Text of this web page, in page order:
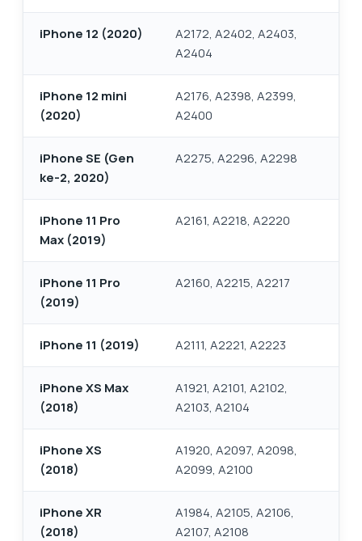
iPhone 12 (2020)
A2172, A2402, A2403,
A2404
iPhone 12 mini
(2020)
A2176, A2398, A2399,
A2400
iPhone SE (Gen
ke-2, 2020)
A2275, A2296, A2298
iPhone 11 Pro
Max (2019)
A2161, A2218, A2220
iPhone 11 Pro
(2019)
A2160, A2215, A2217
iPhone 11 (2019) A2111, A2221, A2223
iPhone XS Max
(2018)
A1921, A2101, A2102,
A2103, A2104
iPhone XS
(2018)
A1920, A2097, A2098,
A2099, A2100
iPhone XR
(2018)
A1984, A2105, A2106,
A2107, A2108